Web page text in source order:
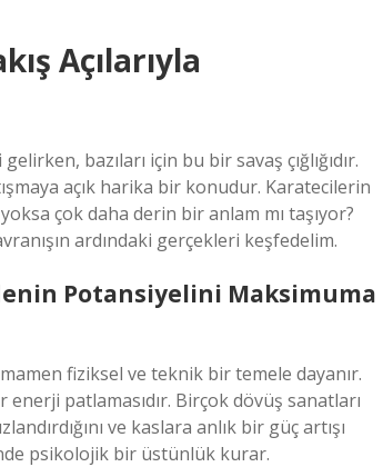
Açılarıyla
bazıları için bu bir savaş çığlığıdır.
açık harika bir konudur. Karatecilerin
çok daha derin bir anlam mı taşıyor?
ardındaki gerçekleri keşfedelim.
Potansiyelini Maksimuma
fiziksel ve teknik bir temele dayanır.
enerji patlamasıdır. Birçok dövüş sanatları
ve kaslara anlık bir güç artışı
psikolojik bir üstünlük kurar.